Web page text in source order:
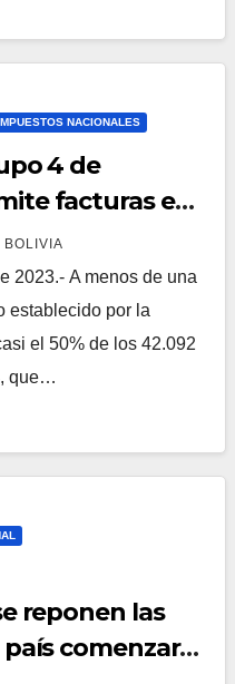
NACIONALES
4 de
facturas en
fijado
BOLIVIA
2023.- A menos de una
establecido por la
el 50% de los 42.092
que…
reponen las
comenzará